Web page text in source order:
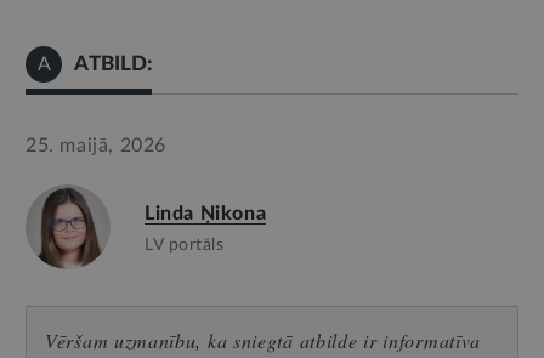
A ATBILD:
25. maijā, 2026
Linda Ņikona
LV portāls
Vēršam uzmanību, ka sniegtā atbilde ir informatīva